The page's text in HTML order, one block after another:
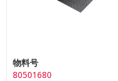
物料号
80501680